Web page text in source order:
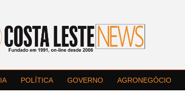
POLÍTICA GOVERNO AGRONEGÓCIO